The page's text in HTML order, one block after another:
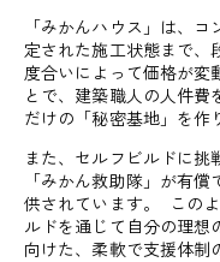
「みかんハウス」は、
定された施工状態まで、
度合いによって価格が変
とで、建築職人の人件
だけの「秘密基地」を作
また、セルフビルドに
「みかん救助隊」が有
供されています。 この
ルドを通じて自分の理想
向けた、柔軟で支援体制